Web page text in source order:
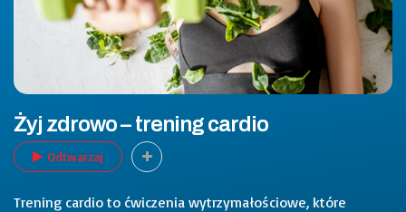
Żyj zdrowo – trening cardio
Odtwarzaj
Trening cardio to ćwiczenia wytrzymałościowe, które